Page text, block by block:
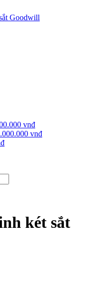
vnđ
vnđ
két sắt